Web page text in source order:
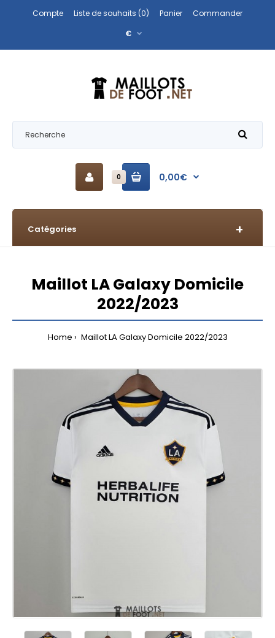
Compte Liste de souhaits (0) Panier
Commander
€
0 0,00€
Catégories
Maillot LA Galaxy Domicile
2022/2023
Home Maillot LA Galaxy Domicile 2022/2023